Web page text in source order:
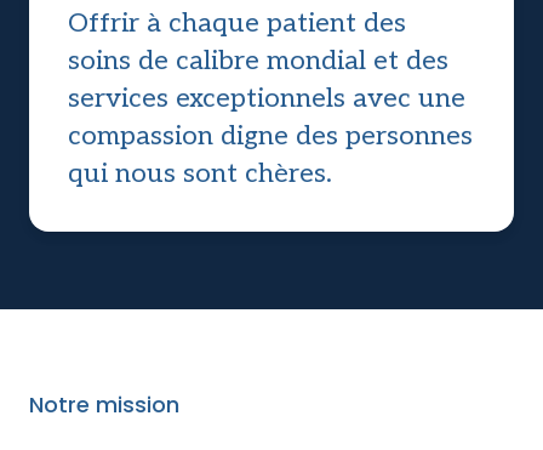
Offrir à chaque patient des
soins de calibre mondial et des
services exceptionnels avec une
compassion digne des personnes
qui nous sont chères.
Notre mission